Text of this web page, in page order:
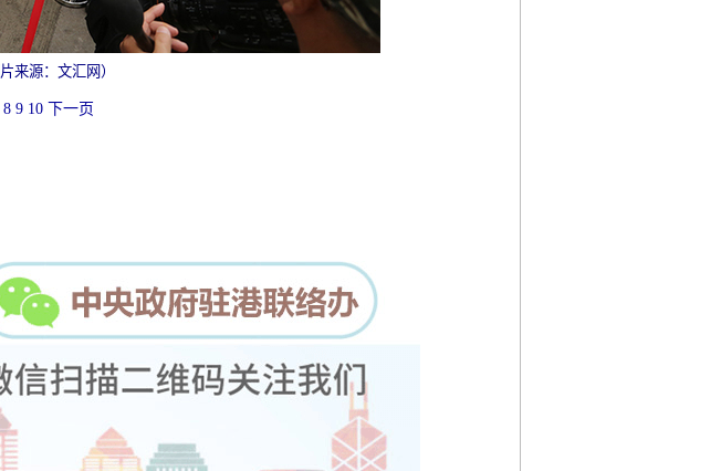
来源：文汇网）
8 9 10 下一页